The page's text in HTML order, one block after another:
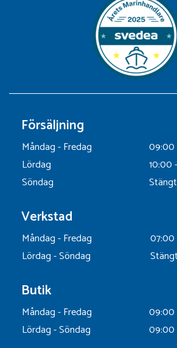
Försäljning
Måndag - Fredag
09:00
Lördag
10:00
Söndag
Stängt
Verkstad
Måndag - Fredag
07:00
Lördag - Söndag
Stängt
Butik
Måndag - Fredag
09:00
Lördag - Söndag
09:00